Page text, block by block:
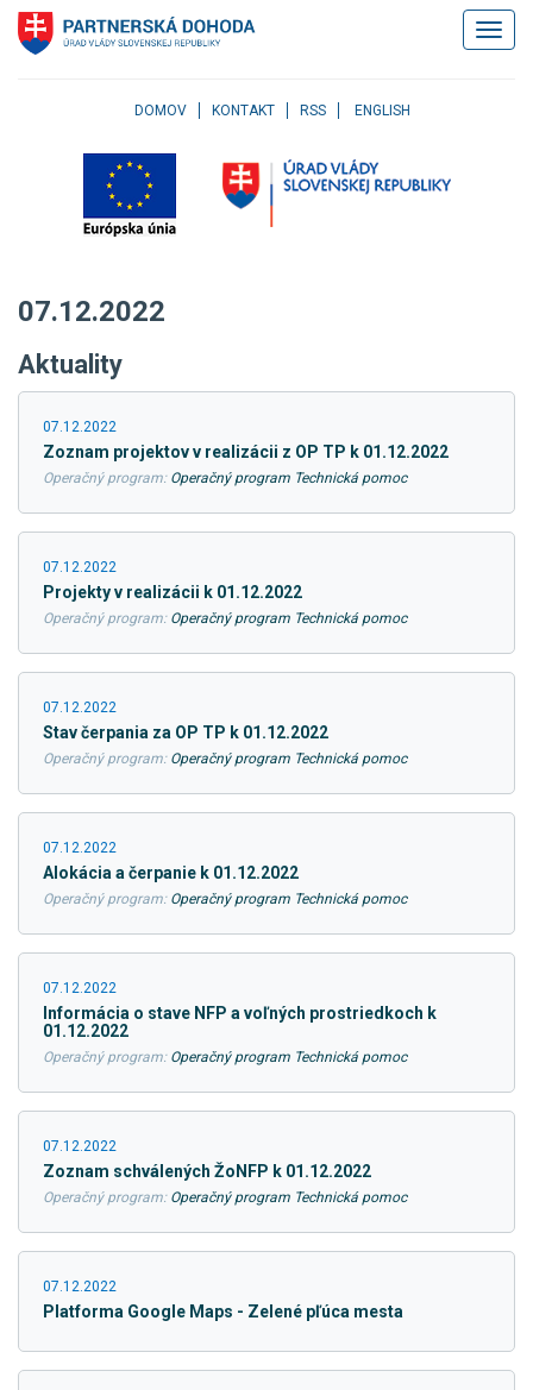
Klávesové
skratky
Skočiť
menu
na
Skočiť
pätičku
stránky
DOMOV KONTAKT RSS ENGLISH
07.12.2022
Aktuality
07.12.2022
Zoznam projektov v realizácii z OP TP k 01.12.2022
Operačný program: Operačný program Technická pomoc
07.12.2022
Projekty v realizácii k 01.12.2022
Operačný program: Operačný program Technická pomoc
07.12.2022
Stav čerpania za OP TP k 01.12.2022
Operačný program: Operačný program Technická pomoc
07.12.2022
Alokácia a čerpanie k 01.12.2022
Operačný program: Operačný program Technická pomoc
07.12.2022
Informácia o stave NFP a voľných prostriedkoch k
01.12.2022
Operačný program: Operačný program Technická pomoc
07.12.2022
Zoznam schválených ŽoNFP k 01.12.2022
Operačný program: Operačný program Technická pomoc
07.12.2022
Platforma Google Maps - Zelené pľúca mesta